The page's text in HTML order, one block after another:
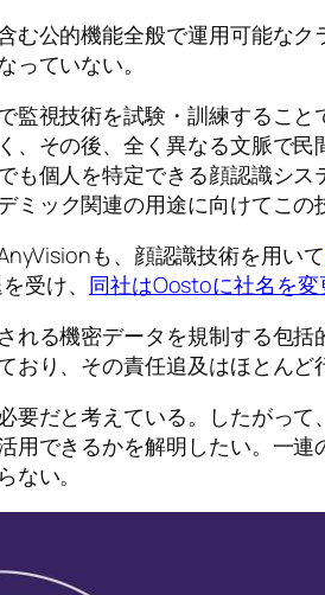
む公的機能全般で運用可能な
ていない。
監視技術を試験・訓練するこ
その後、全く異なる文脈で
個人を特定できる顔認識シ
ック関連の用途に向けてこの
も、顔認識技術を用いて
受け、 同社はOostoに社名を変
れる機密データを規制する包
り、その責任追及はほとんど
要だと考えている。したがっ
用できるかを解明したい。一
い。